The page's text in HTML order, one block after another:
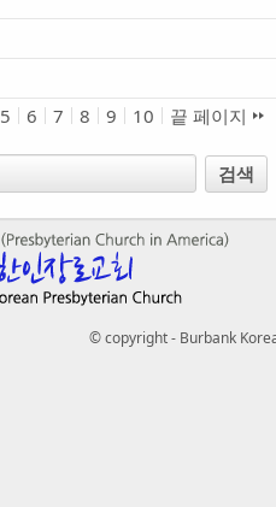
5 6 7 8 9 10
끝 페이지
검색
© copyright - Burbank